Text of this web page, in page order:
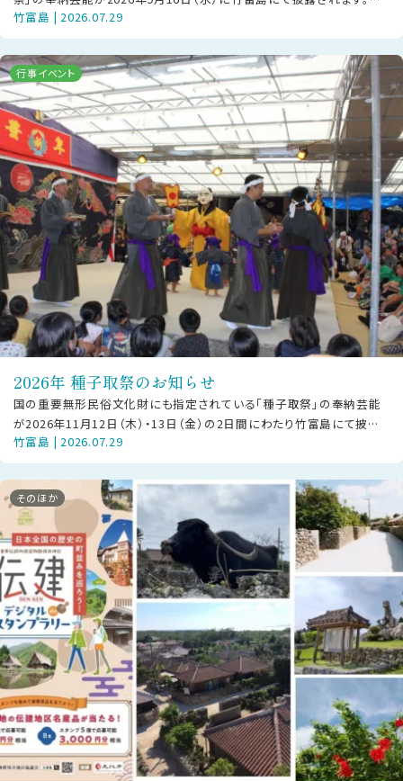
【ご見学の方へお願い】本行事
竹富島 | 2026.07.29
行事イベント
2026年 種子取祭のお知らせ
国の重要無形民俗文化財にも指定されている「種子取祭」の奉納芸能
が2026年11月12日（木）・13日（金）の2日間にわたり竹富島にて披露
されます。 【ご見学の方
竹富島 | 2026.07.29
そのほか